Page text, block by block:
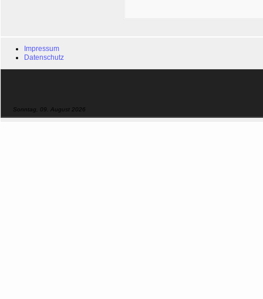
Impressum
Datenschutz
Sonntag, 09. August 2026